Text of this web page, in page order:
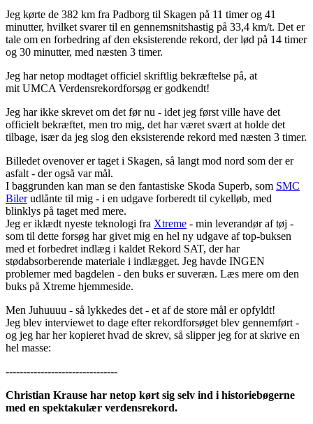
Jeg kørte de 382 km fra Padborg til Skagen på 11 timer og 41
minutter, hvilket svarer til en gennemsnitshastig på 33,4 km/t. Det er
tale om en forbedring af den eksisterende rekord, der lød på 14 timer
og 30 minutter, med næsten 3 timer.
Jeg har netop modtaget officiel skriftlig bekræftelse på, at
mit UMCA Verdensrekordforsøg er godkendt!
Jeg har ikke skrevet om det før nu - idet jeg først ville have det
officielt bekræftet, men tro mig, det har været svært at holde det
tilbage, især da jeg slog den eksisterende rekord med næsten 3 timer.
Billedet ovenover er taget i Skagen, så langt mod nord som der er
asfalt - der også var mål.
I baggrunden kan man se den fantastiske Skoda Superb, som SMC
Bilerudlånte til mig - i en udgave forberedt til cykelløb, med
blinklys på taget med mere.
Jeg er iklædt nyeste teknologi fra Xtreme - min leverandør af tøj -
som til dette forsøg har givet mig en hel ny udgave af top-buksen
med et forbedret indlæg i kaldet Rekord SAT, der har
stødabsorberende materiale i indlægget. Jeg havde INGEN
problemer med bagdelen - den buks er suveræn. Læs mere om den
buks på Xtreme hjemmeside.
Men Juhuuuu - så lykkedes det - et af de store mål er opfyldt!
Jeg blev interviewet to dage efter rekordforsøget blev gennemført -
og jeg har her kopieret hvad de skrev, så slipper jeg for at skrive en
hel masse:
--------------------------------
Christian Krause har netop kørt sig selv ind i historiebøgerne
med en spektakulær verdensrekord.